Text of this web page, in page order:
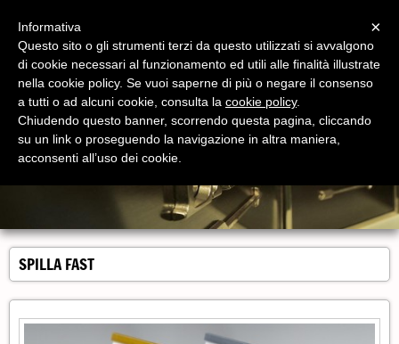
SPILLA FAST
×
Informativa
Questo sito o gli strumenti terzi da questo utilizzati si avvalgono
di cookie necessari al funzionamento ed utili alle finalità illustrate
nella cookie policy. Se vuoi saperne di più o negare il consenso
a tutti o ad alcuni cookie, consulta la cookie policy.
Chiudendo questo banner, scorrendo questa pagina, cliccando
su un link o proseguendo la navigazione in altra maniera,
acconsenti all’uso dei cookie.